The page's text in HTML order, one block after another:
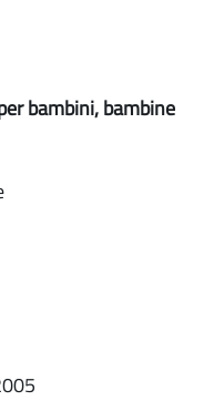
bambini, bambine